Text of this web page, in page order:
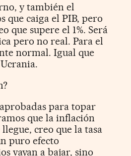
y también el
que caiga el PIB, pero
que supere el 1%. Será
pero no real. Para el
normal. Igual que
para topar
que la inflación
creo que la tasa
puro efecto
vayan a bajar, sino